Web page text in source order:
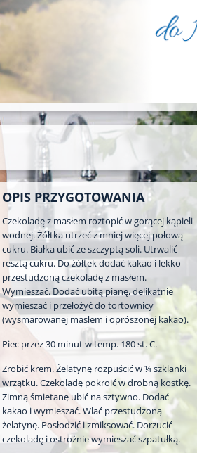
OPIS PRZYGOTOWANIA
Czekoladę z masłem roztopić w gorącej kąpieli
wodnej. Żółtka utrzeć z mniej więcej połową
cukru. Białka ubić ze szczyptą soli. Utrwalić
resztą cukru. Do żółtek dodać kakao i lekko
przestudzoną czekoladę z masłem.
Wymieszać. Dodać ubitą pianę, delikatnie
wymieszać i przełożyć do tortownicy
(wysmarowanej masłem i oprószonej kakao).
Piec przez 30 minut w temp. 180 st. C.
Zrobić krem. Żelatynę rozpuścić w ¼ szklanki
wrzątku. Czekoladę pokroić w drobną kostkę.
Zimną śmietanę ubić na sztywno. Dodać
kakao i wymieszać. Wlać przestudzoną
żelatynę. Posłodzić i zmiksować. Dorzucić
czekoladę i ostrożnie wymieszać szpatułką.